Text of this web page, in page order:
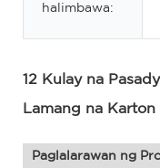
halimbawa:
12 Kulay na
Lamang na
Paglalarawan ng